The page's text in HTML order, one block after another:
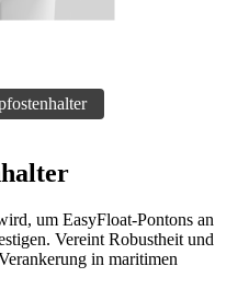
um EasyFloat-Pontons an
Vereint Robustheit und
in maritimen